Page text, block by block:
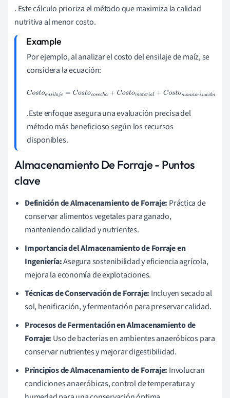
. Este cálculo prioriza el método que maximiza la calidad
nutritiva al menor costo.
Por ejemplo, al analizar el costo del ensilaje de maíz, se
considera la ecuación:
ó
Costoensilaje =Costocosecha+Costomaterial+Costomoni
.Este enfoque asegura una evaluación precisa del
método más beneficioso según los recursos
disponibles.
Almacenamiento De Forraje - Puntos
clave
Definición de Almacenamiento de Forraje: Práctica de
conservar alimentos vegetales para ganado,
manteniendo calidad y nutrientes.
Importancia del Almacenamiento de Forraje en
Ingeniería:Asegura sostenibilidad y eficiencia agrícola,
mejora la economía de explotaciones.
Técnicas de Conservación de Forraje: Incluyen secado al
sol, henificación, y fermentación para preservar calidad.
Procesos de Fermentación en Almacenamiento de
Forraje: Uso de bacterias en ambientes anaeróbicos para
conservar nutrientes y mejorar digestibilidad.
Principios de Almacenamiento de Forraje: Involucran
condiciones anaeróbicas, control de temperatura y